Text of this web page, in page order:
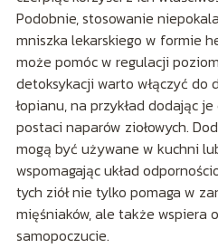
Podobnie, stosowanie
mniszka lekarskiego w formie
może pomóc w regulacji
detoksykacji warto włączyć do
łopianu, na przykład dodając
postaci naparów ziołowych.
mogą być używane w kuchni
wspomagając układ
tych ziół nie tylko pomaga w
mięśniaków, ale także wspiera
samopoczucie.